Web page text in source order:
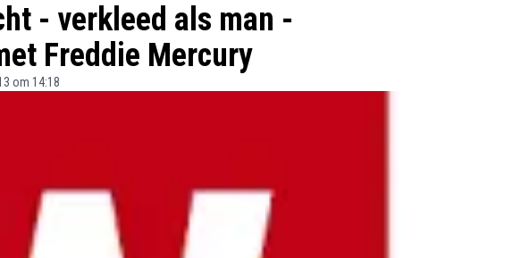
- verkleed als man -
Freddie Mercury
om 14:18